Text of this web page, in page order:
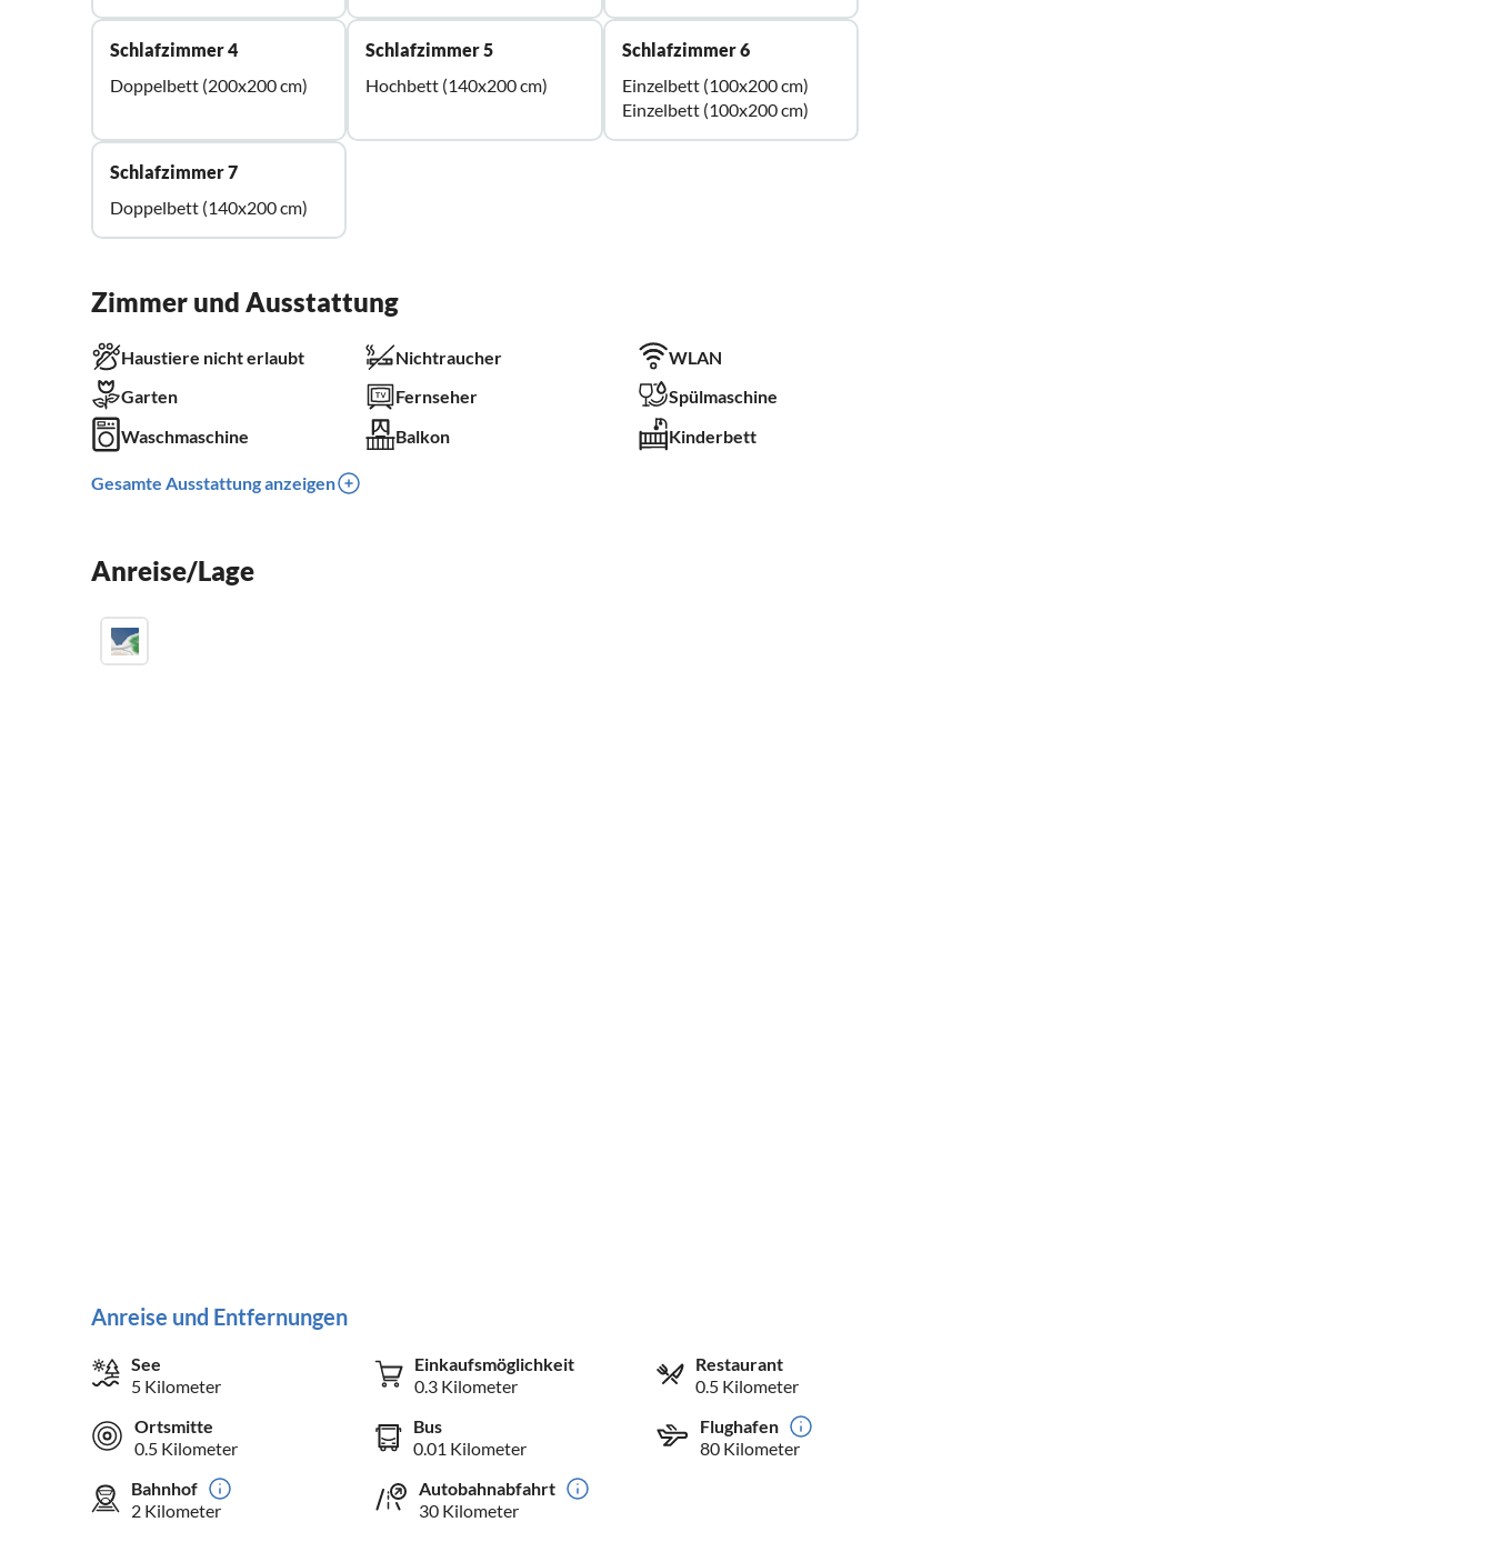
Schlafzimmer 4
Doppelbett (200x200 cm)
Schlafzimmer 5
Hochbett (140x200 cm)
Schlafzimmer 6
Einzelbett (100x200 cm)
Einzelbett (100x200 cm)
Schlafzimmer 7
Doppelbett (140x200 cm)
Zimmer und Ausstattung
Haustiere nicht erlaubt Nichtraucher
WLAN
Garten
Fernseher
Spülmaschine
Waschmaschine
Balkon Kinderbett
Gesamte Ausstattung anzeigen
Anreise/Lage
Anreise und Entfernungen
See
5 Kilometer
Einkaufsmöglichkeit
0.3 Kilometer
Restaurant
0.5 Kilometer
Ortsmitte
0.5 Kilometer
Bus
0.01 Kilometer
Flughafen
80 Kilometer
Bahnhof
2 Kilometer
Autobahnabfahrt
30 Kilometer